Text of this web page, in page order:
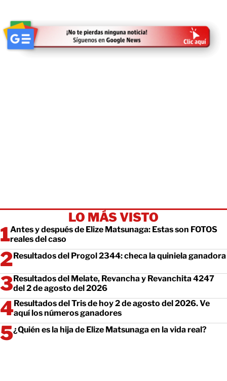
LO MÁS VISTO
Antes y después de Elize Matsunaga: Estas son FOTOS
reales del caso
Resultados del Progol 2344: checa la quiniela ganadora
Resultados del Melate, Revancha y Revanchita 4247
del 2 de agosto del 2026
Resultados del Tris de hoy 2 de agosto del 2026. Ve
aquí los números ganadores
¿Quién es la hija de Elize Matsunaga en la vida real?